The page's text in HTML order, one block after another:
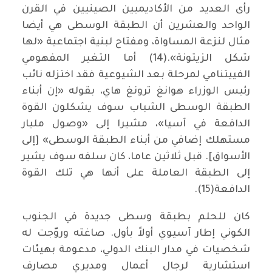
رأى العديد من الأكاديميين الصينيين في القرن
الواحد والعشرين أن الطبقة الوسطى هي أيضا
مثال لنزعة المساواة، ومفتاح لبنية اجتماعية «لها
شكل الزيتونة».(14) أما التغير المفهومي
الفييتنامي لمرحلة بعد الشيوعية فقد اختزله نائب
رئيس الوزراء هوانغ ترونغ هاي، بقوله «إن أبناء
الطبقة الوسطى الشباب سوف يشكلون القوة
الدافعة في آسيا»، مشيرا إلى «وصول مليار
مستهلك إضافي من أبناء الطبقة الوسطى» [إلى
الأسواق]. قبل ثلاثين عاما، كان سلفه سوف يشير
إلى الطبقة العاملة على أنها هي تلك القوة
الدافعة(15).
كان للحلم بطبقة وسطى جديدة في الجنوب
الكوني إطار آسيوي أولاً بأول. صاغته وروّجت له
شخصيات في مدار البنك الدولي، مدعومة بهيئات
استشارية لرجال أعمال ومديري مصارف